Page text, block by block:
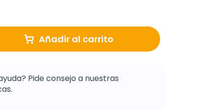
Añadir al carrito
Pide consejo a nuestras